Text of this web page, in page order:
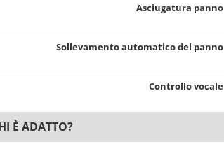
Asciugatura panno
Sollevamento automatico del panno
Controllo vocale
È ADATTO?